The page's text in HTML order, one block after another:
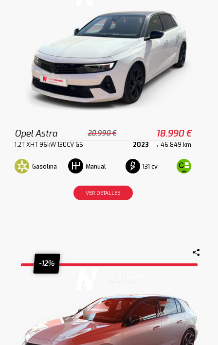
Opel Astra 20.990 € 18.990 €
1.2T XHT 96kW 130CV GS 2023 46.849 km
Gasolina Manual 131 cv
VER DETALLES
-12%